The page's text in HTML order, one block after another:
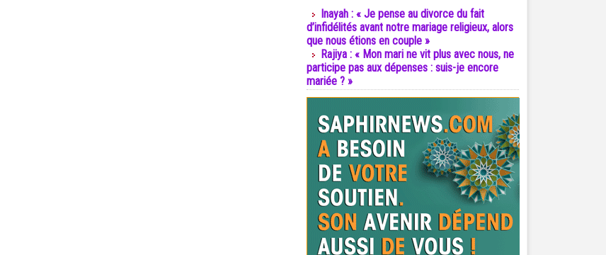
Inayah : « Je pense au divorce du fait
d’infidélités avant notre mariage religieux, alors
que nous étions en couple »
Rajiya : « Mon mari ne vit plus avec nous, ne
participe pas aux dépenses : suis-je encore
mariée ? »